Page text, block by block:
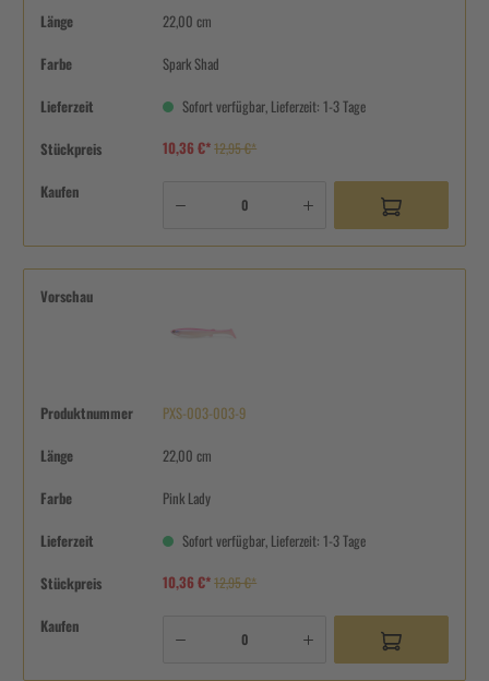
Länge 22,00 cm
Farbe Spark Shad
Lieferzeit Sofort verfügbar, Lieferzeit: 1-3 Tage
Stückpreis 10,36 €*12,95 €*
Kaufen
Vorschau
Produktnummer PXS-003-003-9
Länge 22,00 cm
Farbe Pink Lady
Lieferzeit Sofort verfügbar, Lieferzeit: 1-3 Tage
Stückpreis 10,36 €*12,95 €*
Kaufen